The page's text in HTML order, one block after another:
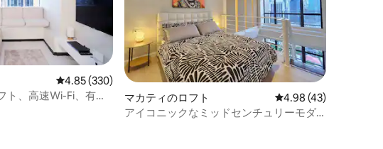
レビュー330件、5つ星中4.85つ星の平均評価
4.85 (330)
ト、高速Wi-Fi、有料
マカティのロフト レビュー43件、5つ
4.98 (43)
アイコニックなミッドセンチュリーモダ